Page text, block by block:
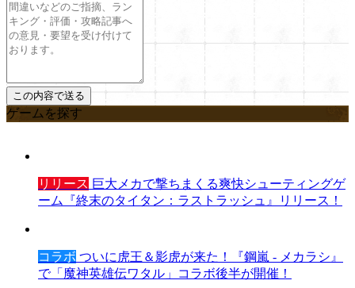
ゲームを探す
リリース 巨大メカで撃ちまくる爽快シューティングゲ
ーム『終末のタイタン：ラストラッシュ』リリース！
コラボ ついに虎王＆影虎が来た！『鋼嵐 - メカラシ』
で「魔神英雄伝ワタル」コラボ後半が開催！